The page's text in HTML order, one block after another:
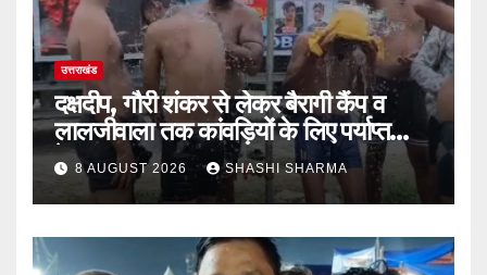
उत्तराखंड
दक्षदीप, गौरी शंकर से लेकर बैरागी कैंप व
लालजीवाला तक कांवड़ियों के लिए पर्याप्त
पेयजल व्यवस्था
8 AUGUST 2026 SHASHI SHARMA